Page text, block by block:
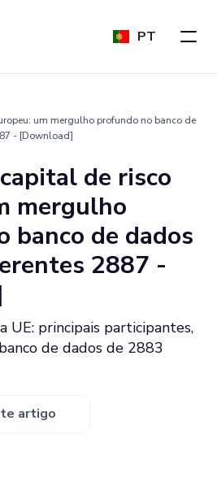
PT
um mergulho profundo no banco de
- [Download]
de risco
mergulho
banco de dados
2887 -
UE: principais participantes,
de dados de 2883
artigo